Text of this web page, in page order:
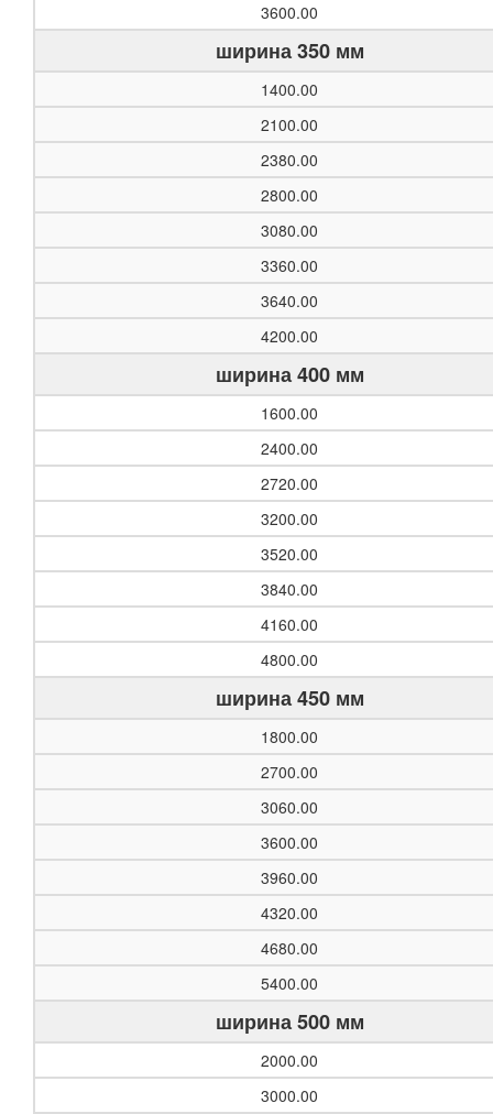
3600.00
ширина 350 мм
1400.00
2100.00
2380.00
2800.00
3080.00
3360.00
3640.00
4200.00
ширина 400 мм
1600.00
2400.00
2720.00
3200.00
3520.00
3840.00
4160.00
4800.00
ширина 450 мм
1800.00
2700.00
3060.00
3600.00
3960.00
4320.00
4680.00
5400.00
ширина 500 мм
2000.00
3000.00